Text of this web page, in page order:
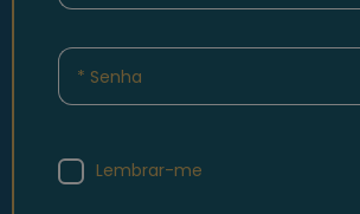
* Senha
Lembrar-me